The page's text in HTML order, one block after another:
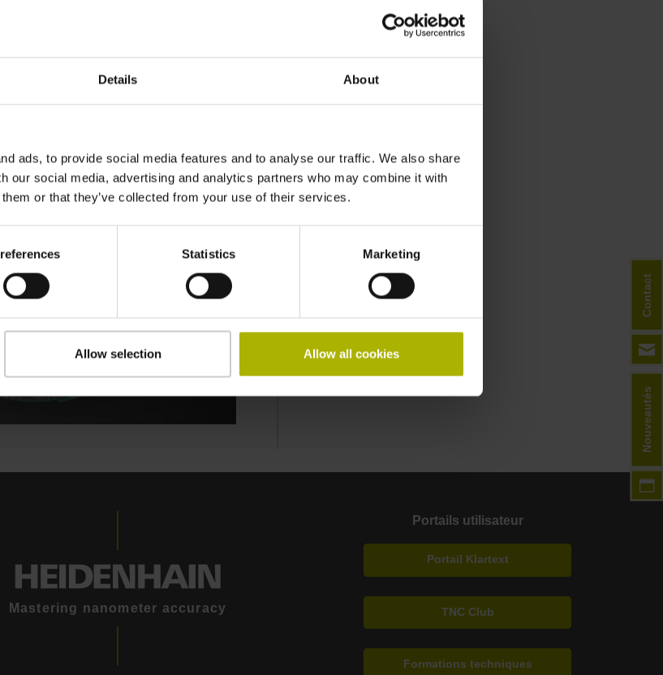
Details About
ads, to provide social media features and to analyse our traffic. We also share
our social media, advertising and analytics partners who may combine it with
or that they’ve collected from your use of their services.
Statistics Marketing
Allow selection Allow all cookies
vibration analysis
Mastering nanometer accuracy
Portails utilisateur
Portail Klartext
TNC Club
Formations techniques
Nouveautés
Contact